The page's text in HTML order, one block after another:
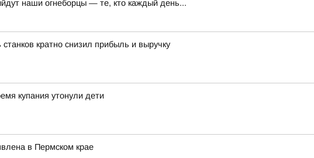
наши огнеборцы — те, кто каждый день...
кратно снизил прибыль и выручку
купания утонули дети
в Пермском крае